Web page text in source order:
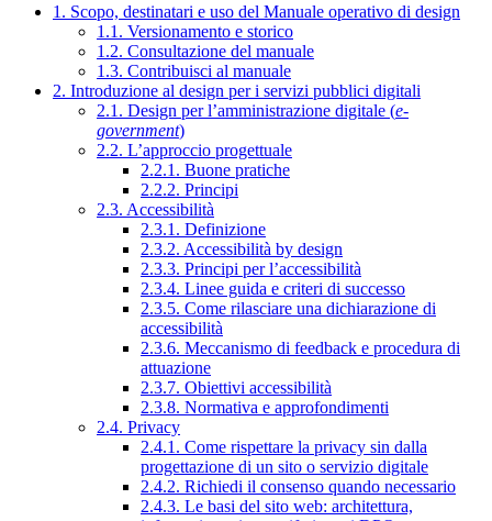
1. Scopo, destinatari e uso del Manuale operativo di design
1.1. Versionamento e storico
1.2. Consultazione del manuale
1.3. Contribuisci al manuale
2. Introduzione al design per i servizi pubblici digitali
2.1. Design per l’amministrazione digitale (e-
government)
2.2. L’approccio progettuale
2.2.1. Buone pratiche
2.2.2. Principi
2.3. Accessibilità
2.3.1. Definizione
2.3.2. Accessibilità by design
2.3.3. Principi per l’accessibilità
2.3.4. Linee guida e criteri di successo
2.3.5. Come rilasciare una dichiarazione di
accessibilità
2.3.6. Meccanismo di feedback e procedura di
attuazione
2.3.7. Obiettivi accessibilità
2.3.8. Normativa e approfondimenti
2.4. Privacy
2.4.1. Come rispettare la privacy sin dalla
progettazione di un sito o servizio digitale
2.4.2. Richiedi il consenso quando necessario
2.4.3. Le basi del sito web: architettura,